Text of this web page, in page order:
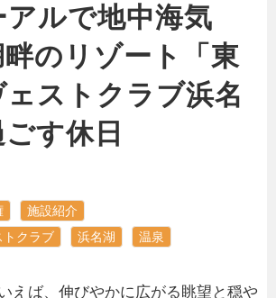
アルで地中海気
のリゾート「東
ストクラブ浜名
す休日
施設紹介
トクラブ
浜名湖 温泉
えば、伸びやかに広がる眺望と穏や